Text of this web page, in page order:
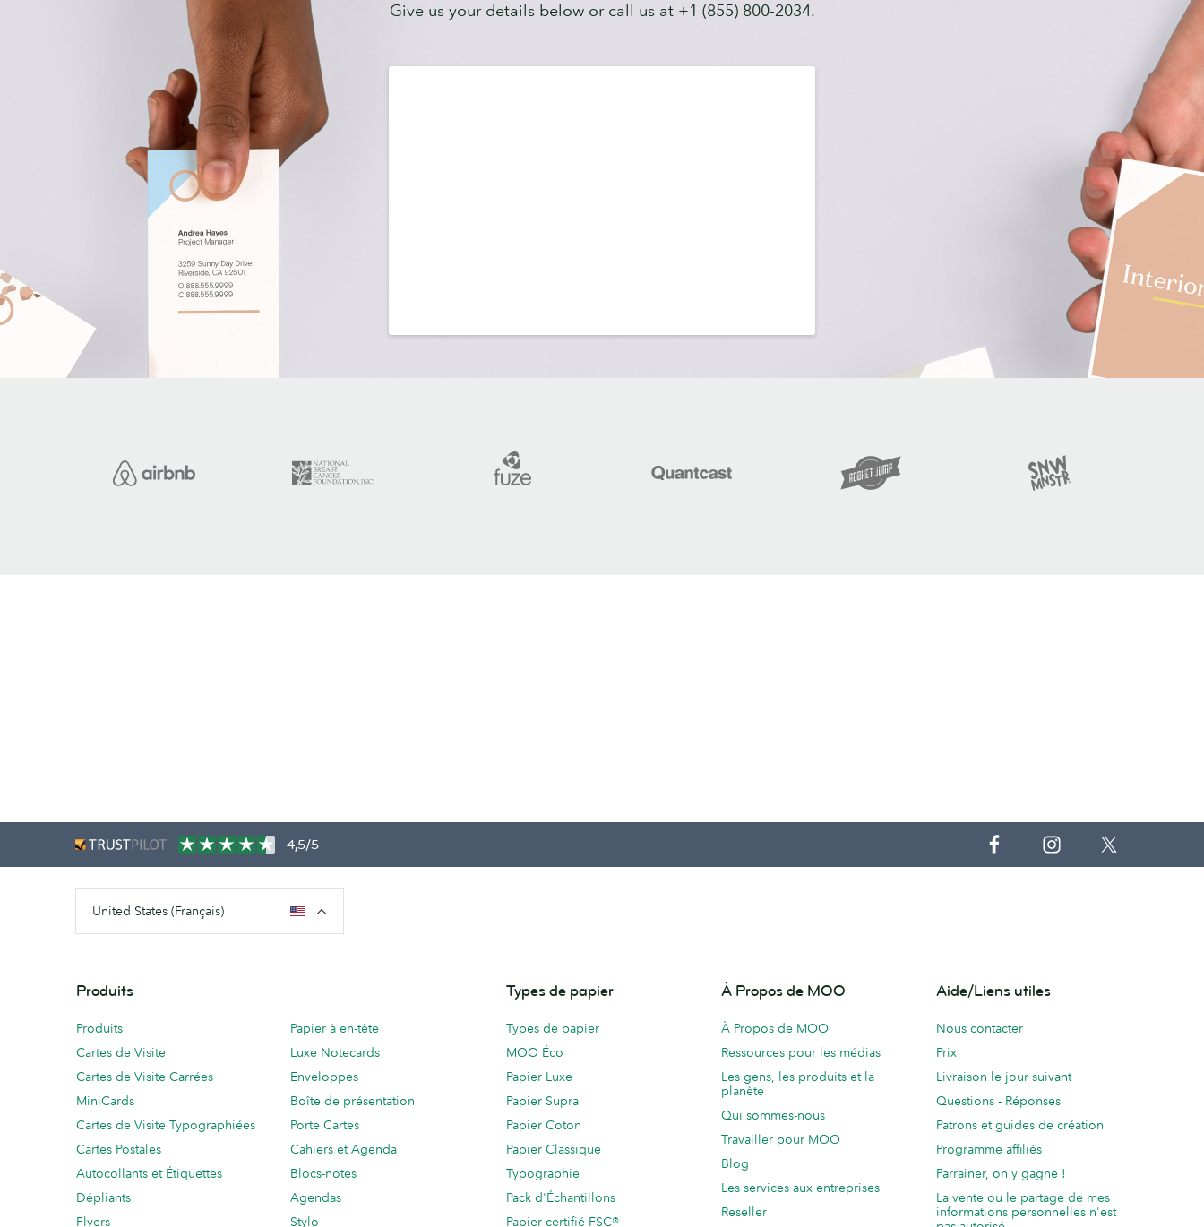
Give us your details below or call us at +1 (855) 800-2034.
4,5/5
United States (Français)
Produits
Produits
Cartes de Visite
Cartes de Visite Carrées
MiniCards
Cartes de Visite Typographiées
Cartes Postales
Autocollants et Étiquettes
Dépliants
Flyers
Papier à en-tête
Luxe Notecards
Enveloppes
Boîte de présentation
Porte Cartes
Cahiers et Agenda
Blocs-notes
Agendas
Stylo
Types de papier
Types de papier
MOO Éco
Papier Luxe
Papier Supra
Papier Coton
Papier Classique
Typographie
Pack d'Échantillons
Papier certifié FSC®
À Propos de MOO
À Propos de MOO
Ressources pour les médias
Les gens, les produits et la
planète
Qui sommes-nous
Travailler pour MOO
Blog
Les services aux entreprises
Reseller
Aide/Liens utiles
Nous contacter
Prix
Livraison le jour suivant
Questions - Réponses
Patrons et guides de création
Programme affiliés
Parrainer, on y gagne !
La vente ou le partage de mes
informations personnelles n'est